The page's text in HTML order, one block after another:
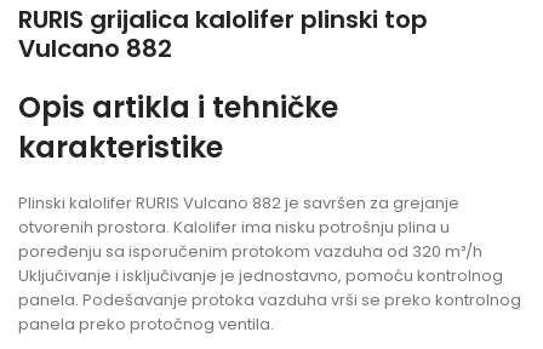
RURIS grijalica kalolifer plinski top
Vulcano 882
Opis artikla i tehničke
karakteristike
Plinski kalolifer RURIS Vulcano 882 je savršen za grejanje
otvorenih prostora. Kalolifer ima nisku potrošnju plina u
poređenju sa isporučenim protokom vazduha od 320 m³/h
Uključivanje i isključivanje je jednostavno, pomoću kontrolnog
panela. Podešavanje protoka vazduha vrši se preko kontrolnog
panela preko protočnog ventila.